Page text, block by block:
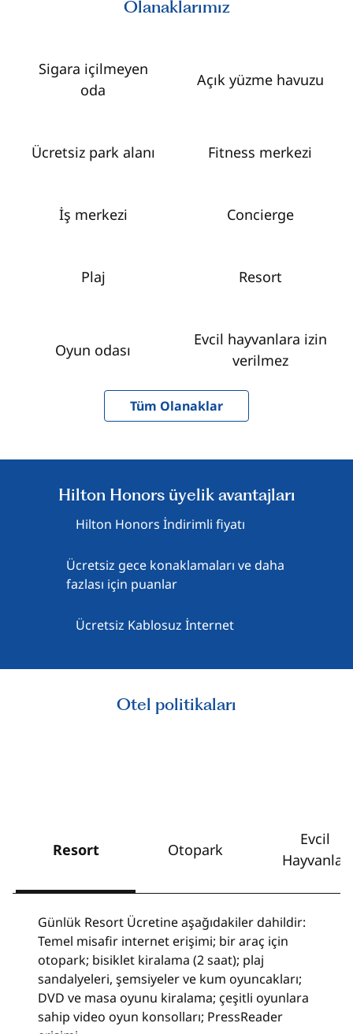
Olanaklarımız
Sigara içilmeyen
oda
Açık yüzme havuzu
Ücretsiz park alanı Fitness merkezi
İş merkezi Concierge
Plaj Resort
Oyun odası
Evcil hayvanlara izin
verilmez
Tüm Olanaklar
Hilton Honors üyelik avantajları
Hilton Honors İndirimli fiyatı
Ücretsiz gece konaklamaları ve daha
fazlası için puanlar
Ücretsiz Kablosuz İnternet
Otel politikaları
Resort Otopark
Evcil
Hayvanlar
Günlük Resort Ücretine aşağıdakiler dahildir:
Temel misafir internet erişimi; bir araç için
otopark; bisiklet kiralama (2 saat); plaj
sandalyeleri, şemsiyeler ve kum oyuncakları;
DVD ve masa oyunu kiralama; çeşitli oyunlara
sahip video oyun konsolları; PressReader